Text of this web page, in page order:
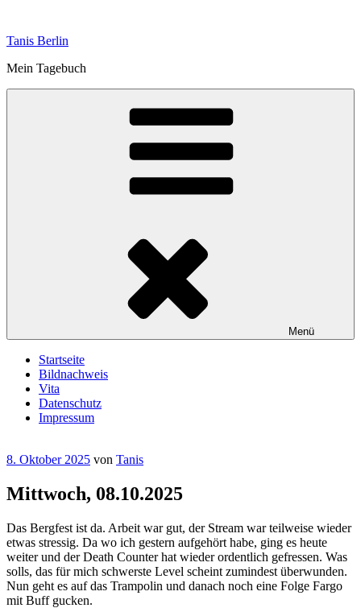
springen
Tanis Berlin
Mein Tagebuch
Menü
Startseite
Bildnachweis
Vita
Datenschutz
Impressum
Veröffentlicht
8. Oktober 2025 von Tanis
Mittwoch, 08.10.2025
Das Bergfest ist da. Arbeit war gut, der Stream war teilweise wieder
etwas stressig. Da wo ich gestern aufgehört habe, ging es heute
weiter und der Death Counter hat wieder ordentlich gefressen. Was
solls, das für mich schwerste Level scheint zumindest überwunden.
Nun geht es auf das Trampolin und danach noch eine Folge Fargo
mit Buff gucken.